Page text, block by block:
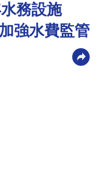
務設施
強水費監管